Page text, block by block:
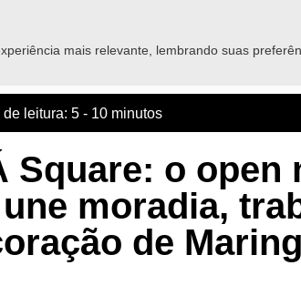
de leitura: 5 - 10 minutos
Square: o open
moradia,
de
mais relevante, lembrando suas